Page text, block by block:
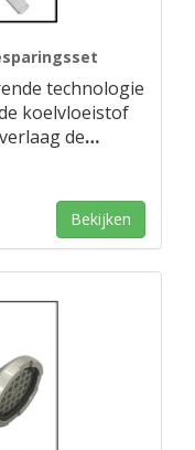
technologie
koelvloeistof
de…
Bekijken